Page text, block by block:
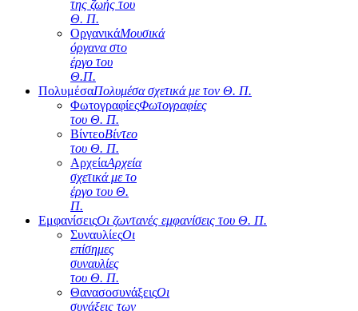
της ζωής του
Θ. Π.
ΟργανικάΜουσικά
όργανα στο
έργο του
Θ.Π.
ΠολυμέσαΠολυμέσα σχετικά με τον Θ. Π.
ΦωτογραφίεςΦωτογραφίες
του Θ. Π.
ΒίντεοΒίντεο
του Θ. Π.
ΑρχείαΑρχεία
σχετικά με το
έργο του Θ.
Π.
ΕμφανίσειςΟι ζωντανές εμφανίσεις του Θ. Π.
ΣυναυλίεςΟι
επίσημες
συναυλίες
του Θ. Π.
ΘανασοσυνάξειςΟι
συνάξεις των